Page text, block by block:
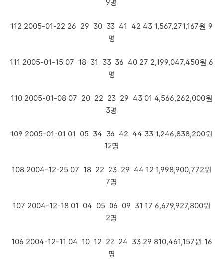
9명
112 2005-01-22 26 29 30 33 41 42 43 1,567,271,167원 9
명
111 2005-01-15 07 18 31 33 36 40 27 2,199,047,450원 6
명
110 2005-01-08 07 20 22 23 29 43 01 4,566,262,000원
3명
109 2005-01-01 01 05 34 36 42 44 33 1,246,838,200원
12명
108 2004-12-25 07 18 22 23 29 44 12 1,998,900,772원
7명
107 2004-12-18 01 04 05 06 09 31 17 6,679,927,800원
2명
106 2004-12-11 04 10 12 22 24 33 29 810,461,157원 16
명